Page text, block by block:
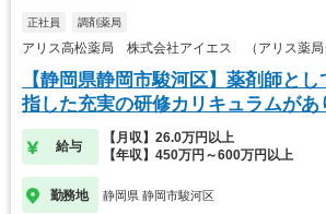
正社員 調剤薬局
アリス高松薬局 株式会社アイエス （アリス薬局
【静岡県静岡市駿河区】薬剤師と
指した充実の研修カリキュラムがあ
給与
【月収】26.0万円以上
【年収】450万円～600万円以上
勤務地 静岡県 静岡市駿河区